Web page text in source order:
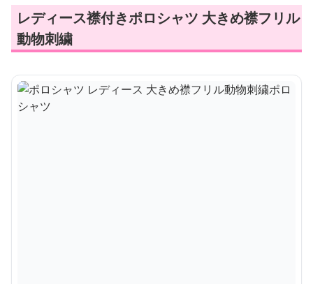
レディース襟付きポロシャツ 大きめ襟フリル
動物刺繍